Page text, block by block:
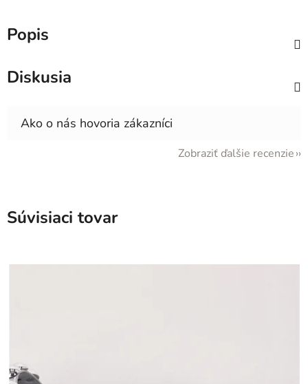
Popis
Diskusia
Zobraziť ďalšie recenzie
Súvisiaci tovar